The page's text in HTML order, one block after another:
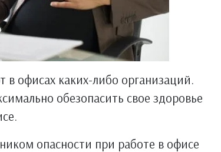
офисах каких-либо организаций.
обезопасить свое здоровье
опасности при работе в офисе